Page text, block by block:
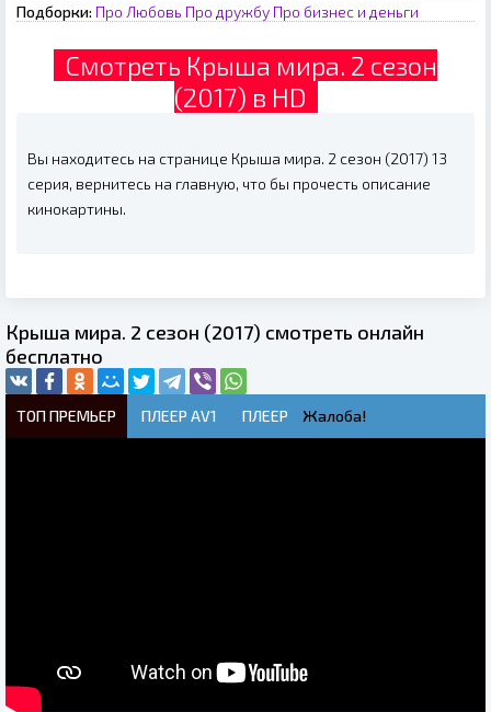
Подборки: Про Любовь Про дружбу Про бизнес и деньги
Смотреть Крыша мира. 2 сезон
(2017) в HD
Вы находитесь на странице Крыша мира. 2 сезон (2017) 13
серия, вернитесь на главную, что бы прочесть описание
кинокартины.
Крыша мира. 2 сезон (2017) смотреть онлайн
бесплатно
ТОП ПРЕМЬЕР ПЛЕЕР AV1 ПЛЕЕР Жалоба!